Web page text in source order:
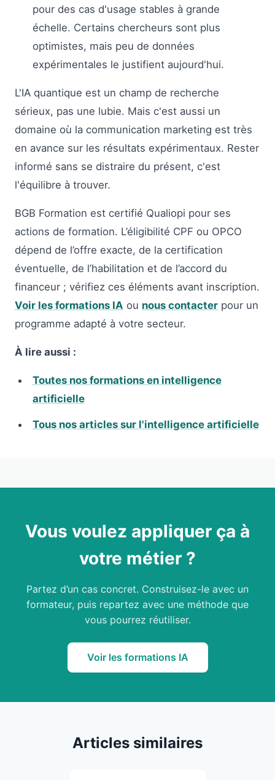
pour des cas d'usage stables à grande
échelle. Certains chercheurs sont plus
optimistes, mais peu de données
expérimentales le justifient aujourd'hui.
L'IA quantique est un champ de recherche
sérieux, pas une lubie. Mais c'est aussi un
domaine où la communication marketing est très
en avance sur les résultats expérimentaux. Rester
informé sans se distraire du présent, c'est
l'équilibre à trouver.
BGB Formation est certifié Qualiopi pour ses
actions de formation. L’éligibilité CPF ou OPCO
dépend de l’offre exacte, de la certification
éventuelle, de l’habilitation et de l’accord du
financeur ; vérifiez ces éléments avant inscription.
Voir les formations IA ou nous contacter pour un
programme adapté à votre secteur.
À lire aussi :
Toutes nos formations en intelligence
artificielle
Tous nos articles sur l'intelligence artificielle
Vous voulez appliquer ça à
votre métier ?
Partez d’un cas concret. Construisez-le avec un
formateur, puis repartez avec une méthode que
vous pourrez réutiliser.
Voir les formations IA
Articles similaires